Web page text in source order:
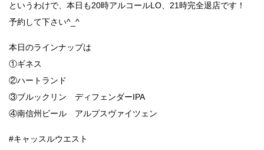
というわけで、本日も20時アルコールLO、21時完全退店です！
予約して下さい^_^
本日のラインナップは
①ギネス
②ハートランド
③ブルックリン ディフェンダーIPA
④南信州ビール アルプスヴァイツェン
#キャッスルウエスト